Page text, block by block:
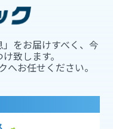
をお届けすべく、今
致します。
へお任せください。